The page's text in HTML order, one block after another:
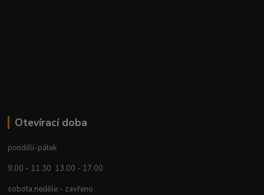
Otevírací doba
pondělí-pátek
9.00 - 11.30 13.00 - 17.00
sobota,neděle - zavřeno